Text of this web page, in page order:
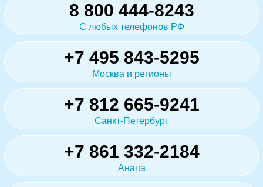
8 800 444-8243
С любых телефонов РФ
+7 495 843-5295
Москва и регионы
+7 812 665-9241
Санкт-Петербург
+7 861 332-2184
Анапа